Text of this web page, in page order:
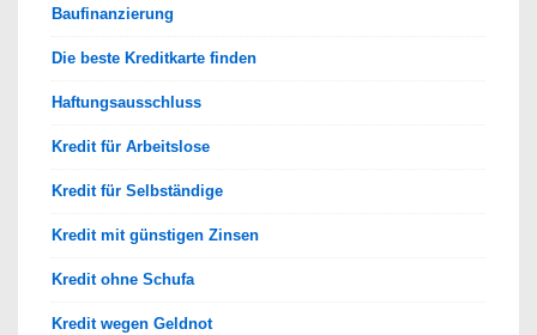
Baufinanzierung
Die beste Kreditkarte finden
Haftungsausschluss
Kredit für Arbeitslose
Kredit für Selbständige
Kredit mit günstigen Zinsen
Kredit ohne Schufa
Kredit wegen Geldnot